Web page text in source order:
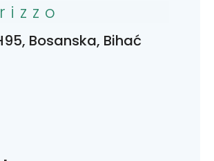
Bosanska, Bihać